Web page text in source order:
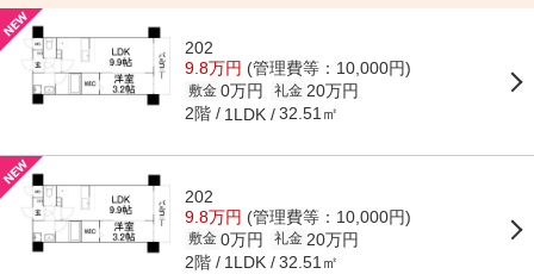
202
9.8万円 (管理費等：10,000円)
敷金 0万円 礼金 20万円
2階 1LDK 32.51㎡
202
9.8万円 (管理費等：10,000円)
敷金 0万円 礼金 20万円
2階 1LDK 32.51㎡